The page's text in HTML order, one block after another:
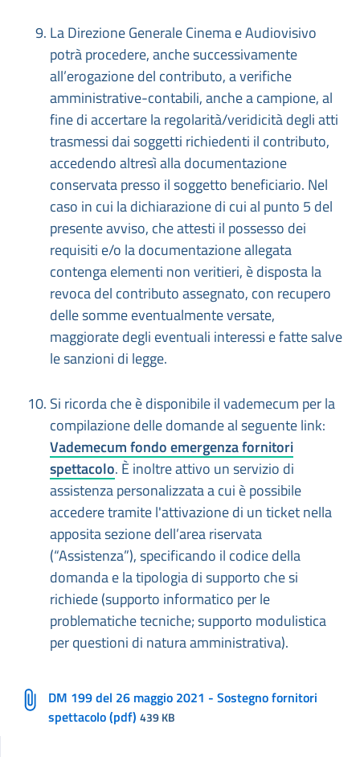
La Direzione Generale Cinema e Audiovisivo
potrà procedere, anche successivamente
all’erogazione del contributo, a verifiche
amministrative-contabili, anche a campione, al
fine di accertare la regolarità/veridicità degli atti
trasmessi dai soggetti richiedenti il contributo,
accedendo altresì alla documentazione
conservata presso il soggetto beneficiario. Nel
caso in cui la dichiarazione di cui al punto 5 del
presente avviso, che attesti il possesso dei
requisiti e/o la documentazione allegata
contenga elementi non veritieri, è disposta la
revoca del contributo assegnato, con recupero
delle somme eventualmente versate,
maggiorate degli eventuali interessi e fatte salve
le sanzioni di legge.
Si ricorda che è disponibile il vademecum per la
compilazione delle domande al seguente link:
Vademecum fondo emergenza fornitori
spettacolo. È inoltre attivo un servizio di
assistenza personalizzata a cui è possibile
accedere tramite l'attivazione di un ticket nella
apposita sezione dell’area riservata
(“Assistenza”), specificando il codice della
domanda e la tipologia di supporto che si
richiede (supporto informatico per le
problematiche tecniche; supporto modulistica
per questioni di natura amministrativa).
DM 199 del 26 maggio 2021 - Sostegno fornitori
spettacolo (pdf) 439 KB